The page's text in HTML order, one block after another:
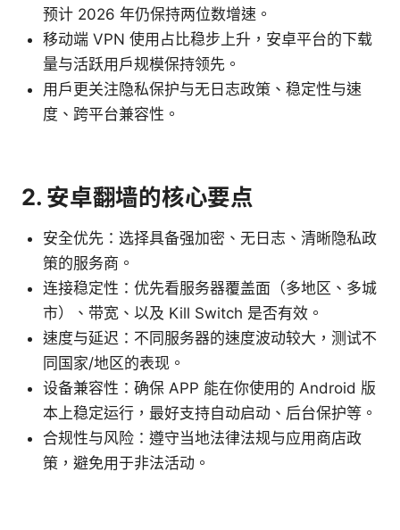
预计 2026 年仍保持两位数增速。
移动端 VPN 使用占比稳步上升，安卓平台的下载
量与活跃用户规模保持领先。
用户更关注隐私保护与无日志政策、稳定性与速
度、跨平台兼容性。
2. 安卓翻墙的核心要点
安全优先：选择具备强加密、无日志、清晰隐私政
策的服务商。
连接稳定性：优先看服务器覆盖面（多地区、多城
市）、带宽、以及 Kill Switch 是否有效。
速度与延迟：不同服务器的速度波动较大，测试不
同国家/地区的表现。
设备兼容性：确保 APP 能在你使用的 Android 版
本上稳定运行，最好支持自动启动、后台保护等。
合规性与风险：遵守当地法律法规与应用商店政
策，避免用于非法活动。